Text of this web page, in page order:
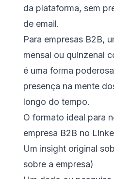
da plataforma, sem
de email.
Para empresas B2B,
mensal ou quinzenal
é uma forma
presença na mente
longo do tempo.
O formato ideal para
empresa B2B no
Um insight original
sobre a empresa)